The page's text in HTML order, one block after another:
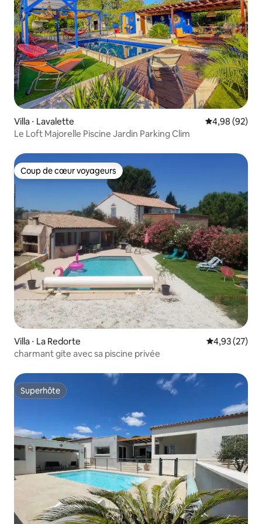
Villa ⋅ Lavalette Évaluation
4,98 (92)
Le Loft Majorelle Piscine Jardin Parking Clim
Coup de cœur voyageurs
Coup de cœur voyageurs
Villa ⋅ La Redorte Évaluation
4,93 (27)
charmant gite avec sa piscine privée
Superhôte
Superhôte